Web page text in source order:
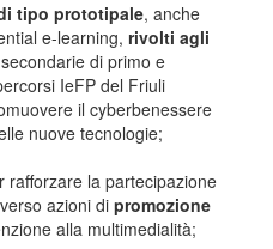
tipo prototipale, anche
e-learning, rivolti agli
di primo e
IeFP del Friuli
il cyberbenessere
nuove tecnologie;
rafforzare la partecipazione
azioni di promozione
alla multimedialità;